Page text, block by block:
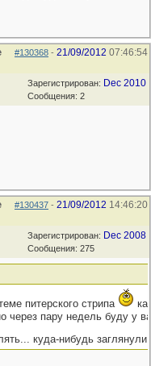
#130368 - 21/09/2012 07:46:54
Зарегистрирован: Dec 2010
Сообщения: 2
#130437 - 21/09/2012 14:46:20
Зарегистрирован: Dec 2008
Сообщения: 275
питерского стрипа
через пару недель буду у
куда-нибудь